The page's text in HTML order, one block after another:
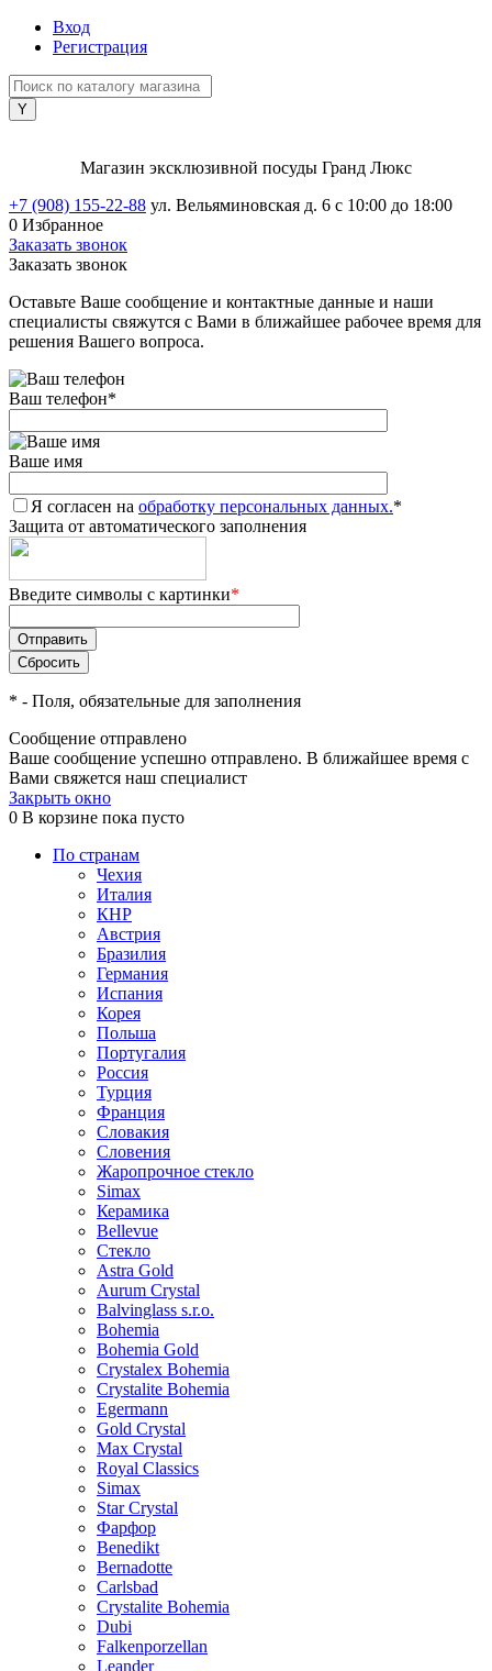
Вход
Регистрация
Магазин эксклюзивной посуды Гранд Люкс
+7 (908) 155-22-88 ул. Вельяминовская д. 6 с 10:00 до 18:00
0 Избранное
Заказать звонок
Заказать звонок
Оставьте Ваше сообщение и контактные данные и наши
специалисты свяжутся с Вами в ближайшее рабочее время для
решения Вашего вопроса.
Ваш телефон*
Ваше имя
Я согласен на обработку персональных данных.*
Защита от автоматического заполнения
Введите символы с картинки*
* - Поля, обязательные для заполнения
Сообщение отправлено
Ваше сообщение успешно отправлено. В ближайшее время с
Вами свяжется наш специалист
Закрыть окно
0 В корзине пока пусто
По странам
Чехия
Италия
КНР
Австрия
Бразилия
Германия
Испания
Корея
Польша
Португалия
Россия
Турция
Франция
Словакия
Словения
Жаропрочное стекло
Simax
Керамика
Bellevue
Стекло
Astra Gold
Aurum Crystal
Balvinglass s.r.o.
Bohemia
Bohemia Gold
Crystalex Bohemia
Crystalite Bohemia
Egermann
Gold Crystal
Max Crystal
Royal Classics
Simax
Star Crystal
Фарфор
Benedikt
Bernadotte
Carlsbad
Crystalite Bohemia
Dubi
Falkenporzellan
Leander